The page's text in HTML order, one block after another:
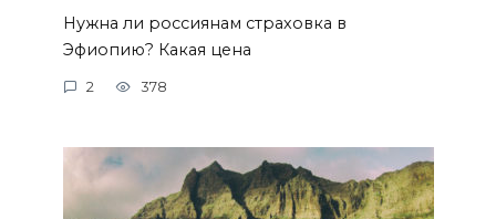
Нужна ли россиянам страховка в
Эфиопию? Какая цена
2 378